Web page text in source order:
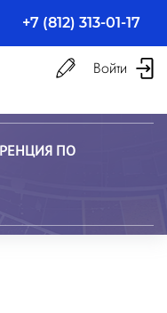
+7 (812) 313-01-17
Войти
ПО